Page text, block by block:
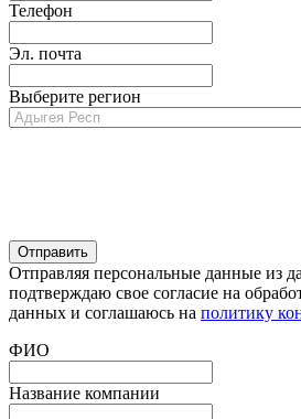
Телефон
Эл. почта
Выберите регион
Отправляя персональные данные из
подтверждаю свое согласие на
данных и соглашаюсь на политику
ФИО
Название компании